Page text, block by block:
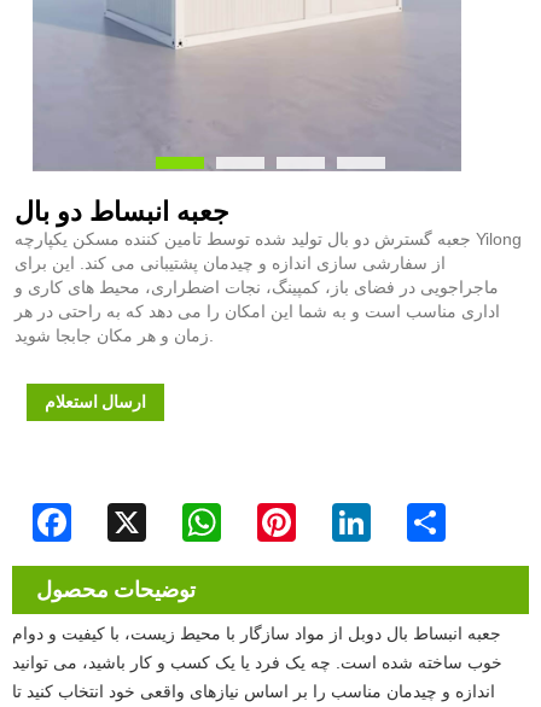
جعبه انبساط دو بال
جعبه گسترش دو بال تولید شده توسط تامین کننده مسکن یکپارچه Yilong
از سفارشی سازی اندازه و چیدمان پشتیبانی می کند. این برای
ماجراجویی در فضای باز، کمپینگ، نجات اضطراری، محیط های کاری و
اداری مناسب است و به شما این امکان را می دهد که به راحتی در هر
ارسال استعلام
Facebook WhatsApp Pinterest LinkedIn
توضیحات محصول
جعبه انبساط بال دوبل از مواد سازگار با محیط زیست، با کیفیت و دوام
خوب ساخته شده است. چه یک فرد یا یک کسب و کار باشید، می توانید
اندازه و چیدمان مناسب را بر اساس نیازهای واقعی خود انتخاب کنید تا